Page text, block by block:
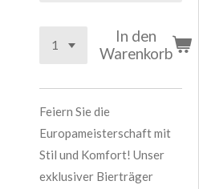
In den
Warenkorb
Feiern Sie die
Europameisterschaft mit
Stil und Komfort! Unser
exklusiver Bierträger